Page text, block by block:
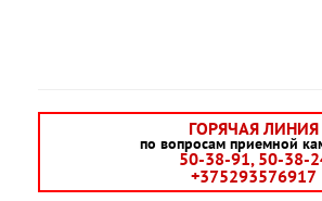
ГОРЯЧАЯ ЛИНИЯ
по вопросам приемной
50-38-91, 50-38-
+375293576917